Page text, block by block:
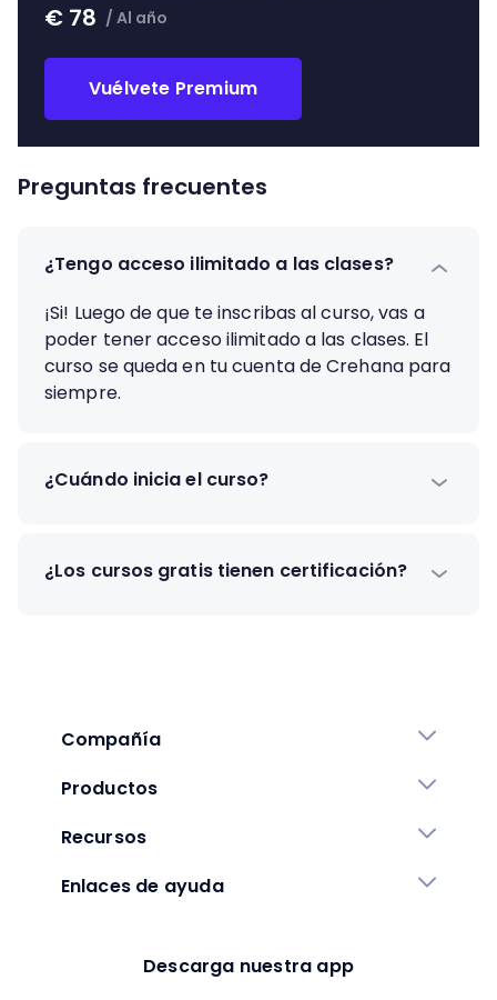
€ 78 / Al año
Vuélvete Premium
Preguntas frecuentes
¿Tengo acceso ilimitado a las clases?
¡Si! Luego de que te inscribas al curso, vas a
poder tener acceso ilimitado a las clases. El
curso se queda en tu cuenta de Crehana para
siempre.
¿Cuándo inicia el curso?
¿Los cursos gratis tienen certificación?
Compañía
Productos
Recursos
Enlaces de ayuda
Descarga nuestra app